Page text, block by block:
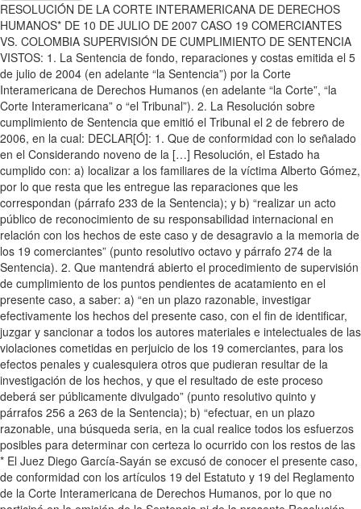
RESOLUCIÓN DE LA CORTE INTERAMERICANA DE DERECHOS
HUMANOS* DE 10 DE JULIO DE 2007 CASO 19 COMERCIANTES
VS. COLOMBIA SUPERVISIÓN DE CUMPLIMIENTO DE SENTENCIA
VISTOS: 1. La Sentencia de fondo, reparaciones y costas emitida el 5
de julio de 2004 (en adelante “la Sentencia”) por la Corte
Interamericana de Derechos Humanos (en adelante “la Corte”, “la
Corte Interamericana” o “el Tribunal”). 2. La Resolución sobre
cumplimiento de Sentencia que emitió el Tribunal el 2 de febrero de
2006, en la cual: DECLAR[Ó]: 1. Que de conformidad con lo señalado
en el Considerando noveno de la […] Resolución, el Estado ha
cumplido con: a) localizar a los familiares de la víctima Alberto Gómez,
por lo que resta que les entregue las reparaciones que les
correspondan (párrafo 233 de la Sentencia); y b) “realizar un acto
público de reconocimiento de su responsabilidad internacional en
relación con los hechos de este caso y de desagravio a la memoria de
los 19 comerciantes” (punto resolutivo octavo y párrafo 274 de la
Sentencia). 2. Que mantendrá abierto el procedimiento de supervisión
de cumplimiento de los puntos pendientes de acatamiento en el
presente caso, a saber: a) “en un plazo razonable, investigar
efectivamente los hechos del presente caso, con el fin de identificar,
juzgar y sancionar a todos los autores materiales e intelectuales de las
violaciones cometidas en perjuicio de los 19 comerciantes, para los
efectos penales y cualesquiera otros que pudieran resultar de la
investigación de los hechos, y que el resultado de este proceso
deberá ser públicamente divulgado” (punto resolutivo quinto y
párrafos 256 a 263 de la Sentencia); b) “efectuar, en un plazo
razonable, una búsqueda seria, en la cual realice todos los esfuerzos
posibles para determinar con certeza lo ocurrido con los restos de las
* El Juez Diego García-Sayán se excusó de conocer el presente caso,
de conformidad con los artículos 19 del Estatuto y 19 del Reglamento
de la Corte Interamericana de Derechos Humanos, por lo que no